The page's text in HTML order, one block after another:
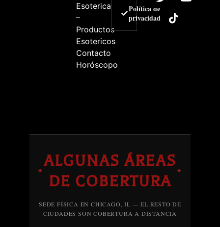
Esoterica
–
Productos
Esotericos
Contacto
Horóscopo
Política de
privacidad
✦
ALGUNAS ÁREAS
DE COBERTURA
✦
SEDE FÍSICA EN CHICAGO, IL — EL RESTO DE
CIUDADES SON COBERTURA A DISTANCIA